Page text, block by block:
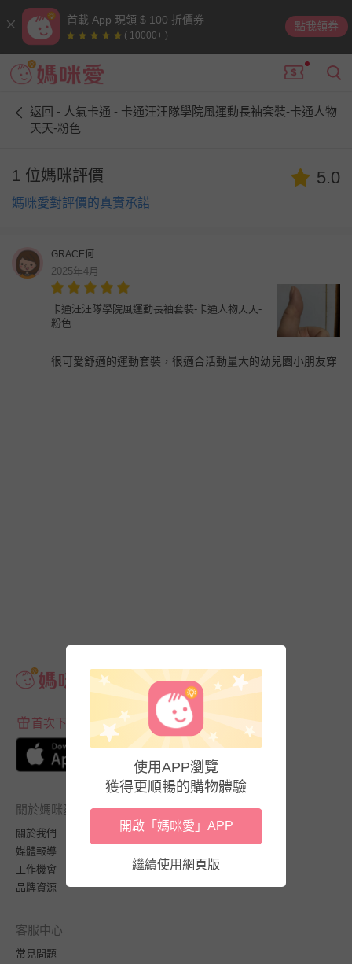
首載 App 現領 $ 100 折價券
( 10000+ )
點我領券
返回 - 人氣卡通 - 卡通汪汪隊學院風運動長袖套裝-卡通人物
天天-粉色
1 位媽咪評價
媽咪愛對評價的真實承諾
5.0
GRACE何
2025年4月
卡通汪汪隊學院風運動長袖套裝-卡通人物天天-
粉色
很可愛舒適的運動套裝，很適合活動量大的幼兒園小朋友穿
首次下載APP送$100折價券
關於媽咪愛
關於我們
媒體報導
工作機會
品牌資源
客服中心
常見問題
使用APP瀏覽
獲得更順暢的購物體驗
開啟「媽咪愛」APP
繼續使用網頁版